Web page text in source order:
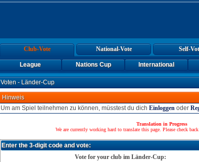
Club-Vote National-Vote Self-
League Nations Cup International
Voten - Länder-Cup
Hinweis
Um am Spiel teilnehmen zu können, müsstest du dich Einloggen oder
Translation in Progress
We are currently working hard to translate this page. Please check
Enter the 3-digit code and vote:
Vote for your club im Länder-Cup: